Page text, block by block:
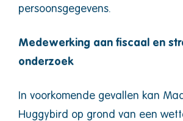
persoonsgegevens.
Medewerking aan fiscaal en
onderzoek
In voorkomende gevallen kan
Huggybird op grond van een